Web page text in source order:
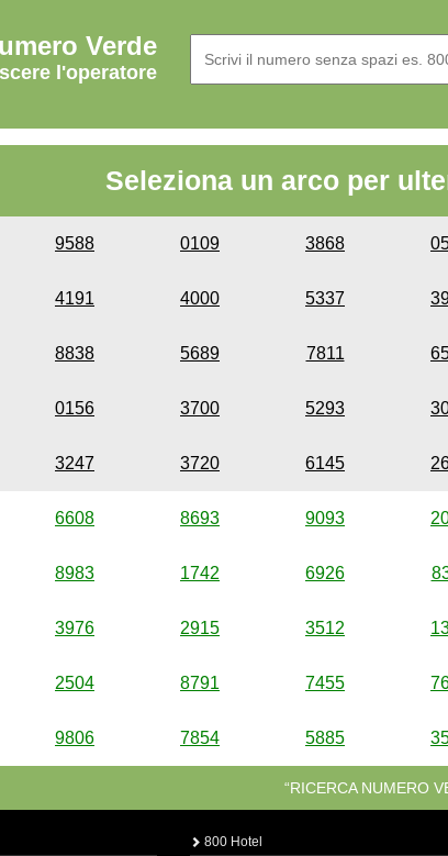
Verde
l'operatore
Seleziona un arco per
9588 0109 3868
4191 4000 5337
8838 5689 7811
0156 3700 5293
3247 3720 6145
6608 8693 9093
8983 1742 6926
3976 2915 3512
2504 8791 7455
9806 7854 5885
“RICERCA NUMERO
800 Hotel